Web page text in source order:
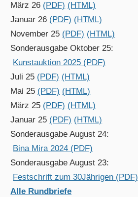
März 26 (PDF) (HTML)
Januar 26 (PDF) (HTML)
November 25 (PDF) (HTML)
Sonderausgabe Oktober 25:
Kunstauktion 2025 (PDF)
Juli 25 (PDF) (HTML)
Mai 25 (PDF) (HTML)
März 25 (PDF) (HTML)
Januar 25 (PDF) (HTML)
Sonderausgabe August 24:
Bina Mira 2024 (PDF)
Sonderausgabe August 23:
Festschrift zum 30Jährigen (PDF)
Alle Rundbriefe